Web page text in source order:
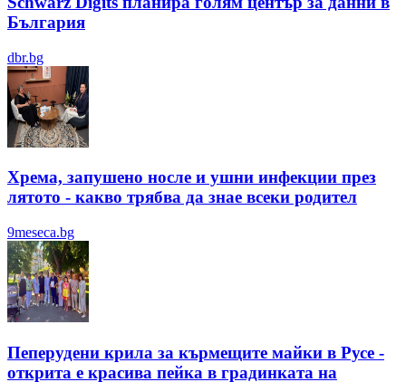
България
dbr.bg
Хрема, запушено носле и ушни инфекции през
лятотo - какво трябва да знае всеки родител
9meseca.bg
Пеперудени крила за кърмещите майки в Русе -
открита е красива пейка в градинката на